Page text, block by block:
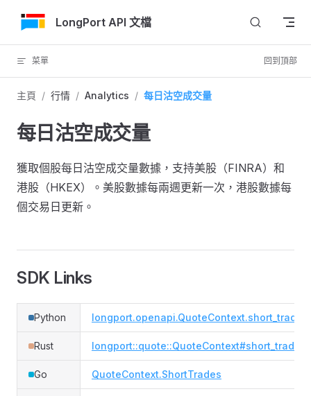
跳轉到內容LongPort API 文檔
菜單 回到頂部
主頁 / 行情 / Analytics / 每日沽空成交量
每日沽空成交量
獲取個股每日沽空成交量數據，支持美股（FINRA）和
港股（HKEX）。美股數據每兩週更新一次，港股數據每
個交易日更新。
SDK Links
Python longport.openapi.QuoteContext.short_trades
Rust longport::quote::QuoteContext#short_trades
Go QuoteContext.ShortTrades